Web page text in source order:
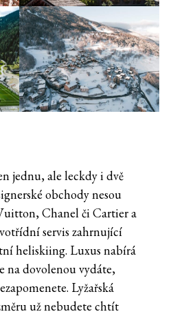
jednu, ale leckdy i dvě
obchody nesou
Chanel či Cartier a
servis zahrnující
heliskiing. Luxus nabírá
na dovolenou vydáte,
Lyžařská
už nebudete chtít